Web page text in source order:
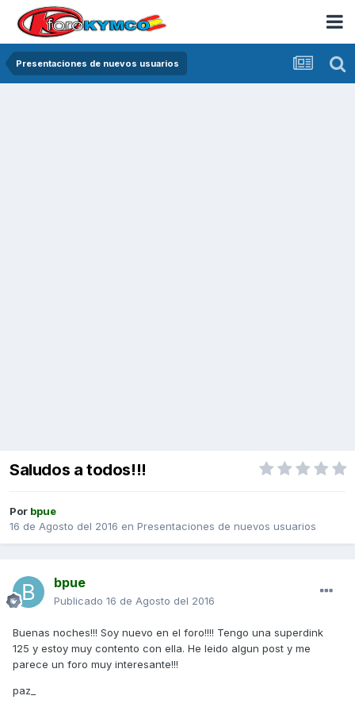
Presentaciones de nuevos usuarios
Saludos a todos!!!
Por bpue
16 de Agosto del 2016 en Presentaciones de nuevos usuarios
bpue
Publicado 16 de Agosto del 2016
Buenas noches!!! Soy nuevo en el foro!!!! Tengo una superdink
125 y estoy muy contento con ella. He leido algun post y me
parece un foro muy interesante!!!
paz_